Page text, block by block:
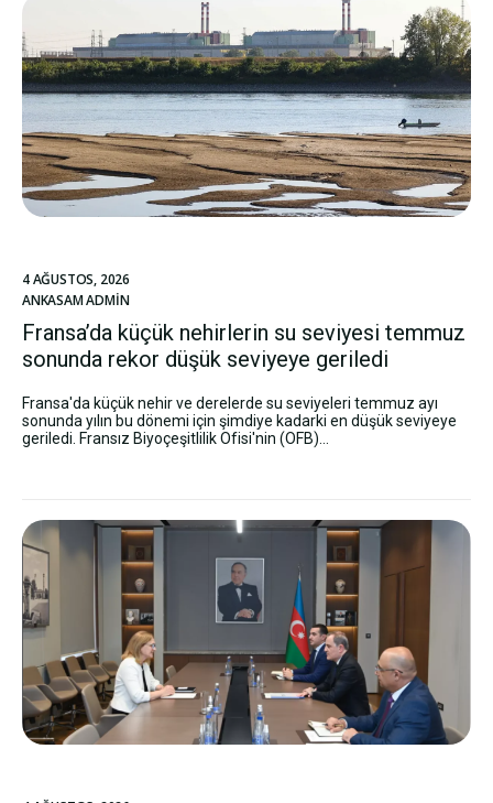
4 AĞUSTOS, 2026
ANKASAM ADMIN
Fransa’da küçük nehirlerin su seviyesi temmuz
sonunda rekor düşük seviyeye geriledi
Fransa'da küçük nehir ve derelerde su seviyeleri temmuz ayı
sonunda yılın bu dönemi için şimdiye kadarki en düşük seviyeye
geriledi. Fransız Biyoçeşitlilik Ofisi'nin (OFB)...